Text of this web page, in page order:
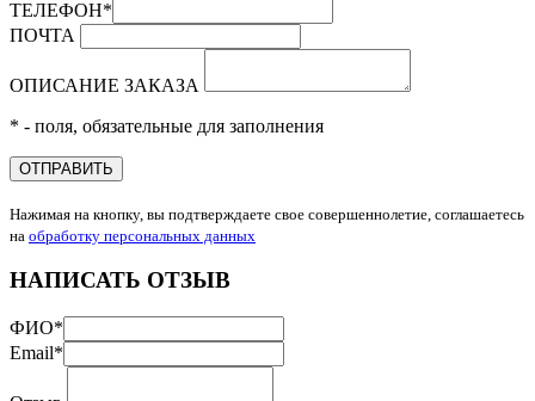
ТЕЛЕФОН*
ПОЧТА
ОПИСАНИЕ ЗАКАЗА
* - поля, обязательные для заполнения
ОТПРАВИТЬ
Нажимая на кнопку, вы подтверждаете свое совершеннолетие, соглашаетесь
на обработку персональных данных
НАПИСАТЬ ОТЗЫВ
ФИО*
Email*